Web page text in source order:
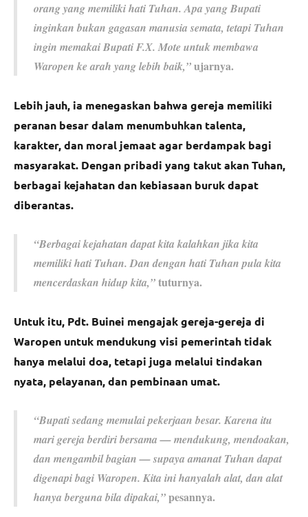
orang yang memiliki hati Tuhan. Apa yang Bupati
inginkan bukan gagasan manusia semata, tetapi Tuhan
ingin memakai Bupati F.X. Mote untuk membawa
Waropen ke arah yang lebih baik,”ujarnya.
Lebih jauh, ia menegaskan bahwa gereja memiliki
peranan besar dalam menumbuhkan talenta,
karakter, dan moral jemaat agar berdampak bagi
masyarakat. Dengan pribadi yang takut akan Tuhan,
berbagai kejahatan dan kebiasaan buruk dapat
diberantas.
“Berbagai kejahatan dapat kita kalahkan jika kita
memiliki hati Tuhan. Dan dengan hati Tuhan pula kita
mencerdaskan hidup kita,”tuturnya.
Untuk itu, Pdt. Buinei mengajak gereja-gereja di
Waropen untuk mendukung visi pemerintah tidak
hanya melalui doa, tetapi juga melalui tindakan
nyata, pelayanan, dan pembinaan umat.
“Bupati sedang memulai pekerjaan besar. Karena itu
mari gereja berdiri bersama — mendukung, mendoakan,
dan mengambil bagian — supaya amanat Tuhan dapat
digenapi bagi Waropen. Kita ini hanyalah alat, dan alat
hanya berguna bila dipakai,”pesannya.